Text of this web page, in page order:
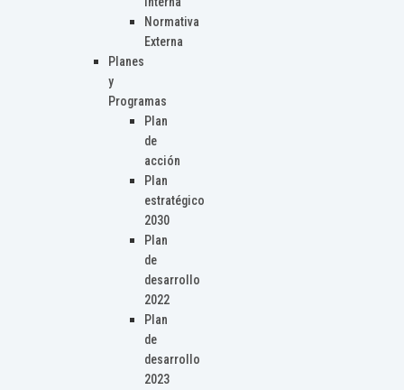
Normativa
Externa
Planes
y
Programas
Plan
de
acción
Plan
estratégico
2030
Plan
de
desarrollo
2022
Plan
de
desarrollo
2023